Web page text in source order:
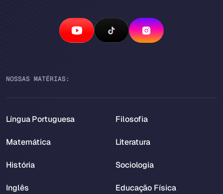
NOSSAS MATÉRIAS:
Língua Portuguesa
Matemática
História
Inglês
Filosofia
Literatura
Sociologia
Educação Física